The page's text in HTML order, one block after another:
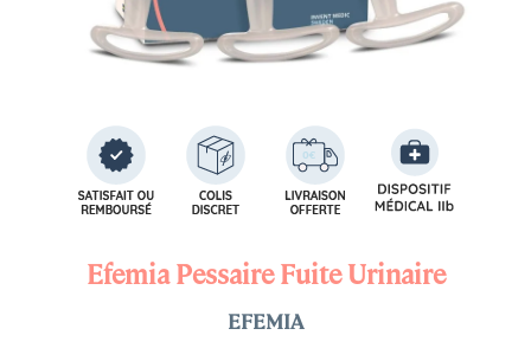
Efemia Pessaire Fuite Urinaire
EFEMIA